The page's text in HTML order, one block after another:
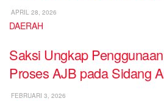
APRIL 28, 2026
DAERAH
Saksi Ungkap
Proses AJB pada Sidang
FEBRUARI 3, 2026